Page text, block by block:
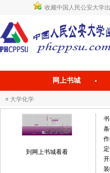
收藏中国人民公安大学
网上书城
大学化学
到网上书城看看